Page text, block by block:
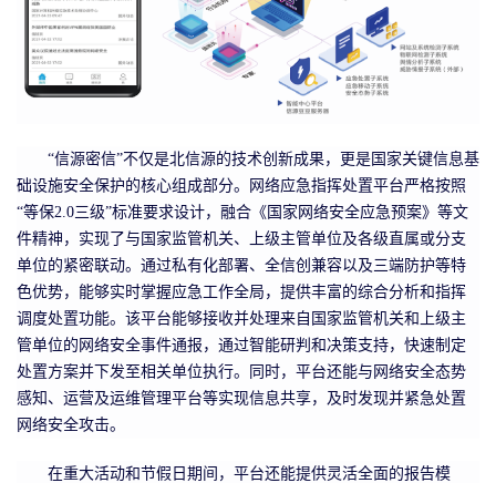
“信源密信”不仅是北信源的技术创新成果，更是国家关键信息基
础设施安全保护的核心组成部分。
网络应急指挥处置平台严格按照
“等保2.0三级”标准要求设计，融合《国家网络安全应急预案》等文
件精神，实现了与国家监管机关、上级主管单位及各级直属或分支
单位的紧密联动。通过私有化部署、全信创兼容以及三端防护等特
色优势，能够实时掌握应急工作全局，提供丰富的综合分析和指挥
调度处置功能。该平台能够接收并处理来自国家监管机关和上级主
管单位的网络安全事件通报，通过智能研判和决策支持，快速制定
处置方案并下发至相关单位执行。同时，平台还能与网络安全态势
感知、运营及运维管理平台等实现信息共享，及时发现并紧急处置
网络安全攻击。
在重大活动和节假日期间，平台还能提供灵活全面的报告模